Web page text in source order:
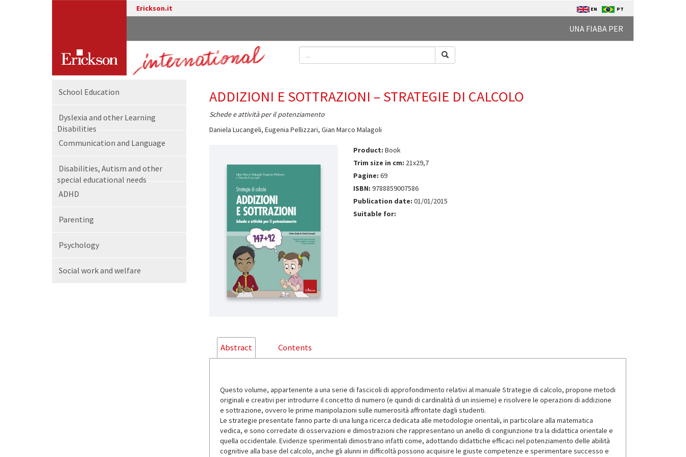
Erickson.it EN PT
UNA FIABA PER
School Education
Dyslexia and other Learning
Disabilities
Communication and Language
Disabilities, Autism and other
special educational needs
ADHD
Parenting
Psychology
Social work and welfare
ADDIZIONI E SOTTRAZIONI – STRATEGIE DI CALCOLO
Schede e attività per il potenziamento
Daniela Lucangeli, Eugenia Pellizzari, Gian Marco Malagoli
Product: Book
Trim size in cm: 21x29,7
Pagine: 69
ISBN: 9788859007586
Publication date: 01/01/2015
Suitable for:
Abstract Contents
Questo volume, appartenente a una serie di fascicoli di approfondimento relativi al manuale Strategie di calcolo, propone metodi
originali e creativi per introdurre il concetto di numero (e quindi di cardinalità di un insieme) e risolvere le operazioni di addizione
e sottrazione, ovvero le prime manipolazioni sulle numerosità affrontate dagli studenti.
Le strategie presentate fanno parte di una lunga ricerca dedicata alle metodologie orientali, in particolare alla matematica
vedica, e sono corredate di osservazioni e dimostrazioni che rappresentano un anello di congiunzione tra la didattica orientale e
quella occidentale. Evidenze sperimentali dimostrano infatti come, adottando didattiche efficaci nel potenziamento delle abilità
cognitive alla base del calcolo, anche gli alunni in difficoltà possono acquisire le giuste competenze e sperimentare successo e